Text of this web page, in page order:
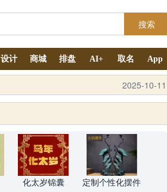
搜索
设计 商城 排盘 AI+ 取名 App
2025-10-11
2025-10-12
化太岁锦囊 定制个性化摆件